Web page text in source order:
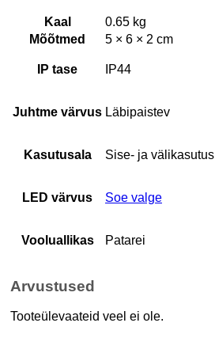
Kaal
0.65 kg
Mõõtmed
5 × 6 × 2 cm
IP tase IP44
Juhtme värvus Läbipaistev
Kasutusala Sise- ja välikasutus
LED värvus Soe valge
Vooluallikas Patarei
Arvustused
Tooteülevaateid veel ei ole.